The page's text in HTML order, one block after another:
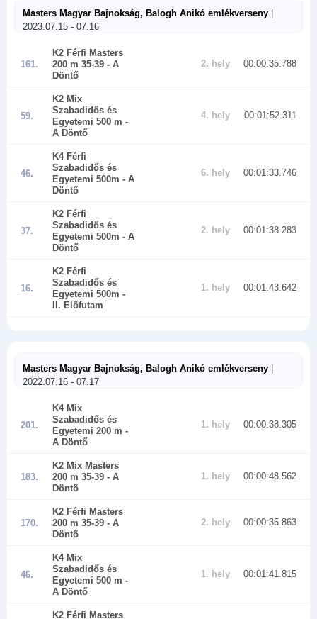
Masters Magyar Bajnokság, Balogh Anikó emlékverseny |
2023.07.15 - 07.16
161.
K2 Férfi Masters
200 m 35-39 - A
Döntő
2. hely 00:00:35.788
59.
K2 Mix
Szabadidős és
Egyetemi 500 m -
A Döntő
4. hely 00:01:52.311
46.
K4 Férfi
Szabadidős és
Egyetemi 500m - A
Döntő
6. hely 00:01:33.746
37.
K2 Férfi
Szabadidős és
Egyetemi 500m - A
Döntő
2. hely 00:01:38.283
16.
K2 Férfi
Szabadidős és
Egyetemi 500m -
II. Előfutam
1. hely 00:01:43.642
Masters Magyar Bajnokság, Balogh Anikó emlékverseny |
2022.07.16 - 07.17
201.
K4 Mix
Szabadidős és
Egyetemi 200 m -
A Döntő
1. hely 00:00:38.305
183.
K2 Mix Masters
200 m 35-39 - A
Döntő
1. hely 00:00:48.562
170.
K2 Férfi Masters
200 m 35-39 - A
Döntő
2. hely 00:00:35.863
46.
K4 Mix
Szabadidős és
Egyetemi 500 m -
A Döntő
1. hely 00:01:41.815
K2 Férfi Masters